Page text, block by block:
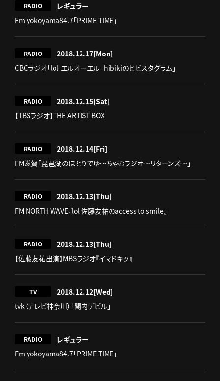
RADIO
レギュラー
Fm yokoyama84.7「PRIME TIME」
RADIO 2018.12.17[Mon]
CBCラジオ「lol-エルオーエル- hibikiのヒビスタグラム」
RADIO 2018.12.15[Sat]
【TBSラジオ】THE ARTIST BOX
RADIO 2018.12.14[Fri]
FM滋賀「琵琶湖のほとりでゆ～ちゃむラジオ～リターンズ～」
RADIO 2018.12.13[Thu]
FM NORTH WAVE『lol 佐藤友祐のaccess to smile』
RADIO 2018.12.13[Thu]
【佐藤友祐出演】MBSラジオ『イマドキッ』
TV 2018.12.12[Wed]
tvk（テレビ神奈川）「関内デビル」
RADIO
レギュラー
Fm yokoyama84.7「PRIME TIME」